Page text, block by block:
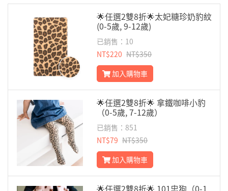
🌟任選2雙8折🌟太妃糖珍奶豹紋
(0-5歲, 9-12歲)
已銷售：10
NT$220 NT$350
加入購物車
🌟任選2雙8折🌟 拿鐵咖啡小豹
（0-5歲, 7-12歲）
已銷售：851
NT$79 NT$350
加入購物車
🌟任選2雙8折🌟 101忠狗（0-1